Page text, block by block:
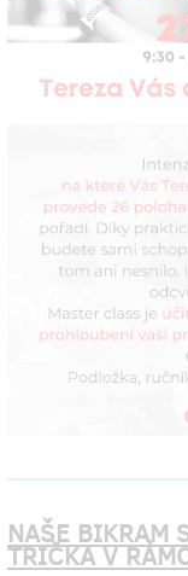
NAŠE BIKRAM
TRIČKA V